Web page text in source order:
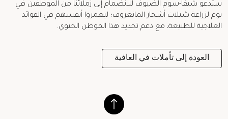
ستدعو شيفا-سوم الضيوف للانضمام إلى زملائنا من الموظفين في
يوم لزراعة شتلات أشجار المانغروف؛ ليغمروا أنفسهم في الفوائد
العلاجية للطبيعة، مع دعم تجديد هذا الموطن الحيوي.
العودة إلى تأملات في العافية